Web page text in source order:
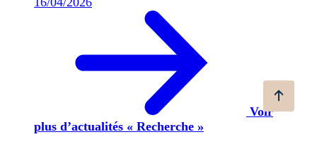
Voir
plus d’actualités « Recherche »